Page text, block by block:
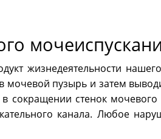
жизнедеятельности
мочевой пузырь и затем
сокращении стенок
канала. Любое